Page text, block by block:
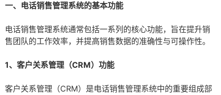
一、电话销售管理系统的基本功能
电话销售管理系统通常包括一系列的核心功能，旨在提升销
售团队的工作效率，并提高销售数据的准确性与可操作性。
1、客户关系管理（CRM）功能
客户关系管理（CRM）是电话销售管理系统中的重要组成部